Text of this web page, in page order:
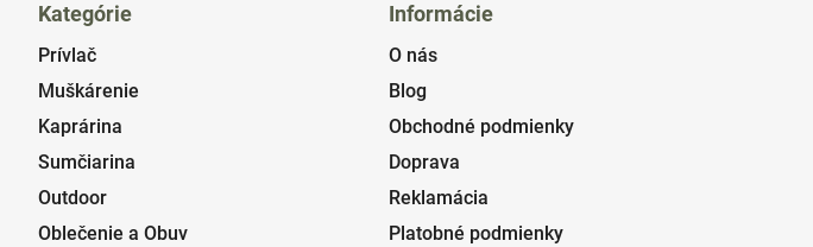
Kategórie
Prívlač
Muškárenie
Kaprárina
Sumčiarina
Outdoor
Oblečenie a Obuv
Informácie
O nás
Blog
Obchodné podmienky
Doprava
Reklamácia
Platobné podmienky